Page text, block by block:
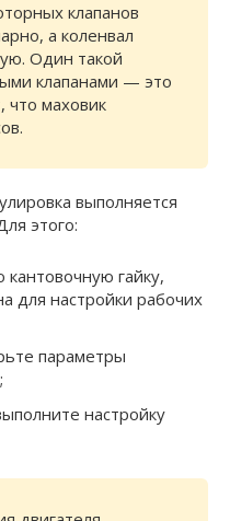
клапанов
а коленвал
Один такой
клапанами — это
что маховик
выполняется
этого:
гайку,
для настройки рабочих
параметры
настройку